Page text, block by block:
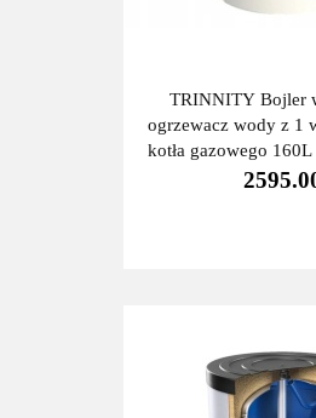
TRINNITY Bojler
ogrzewacz wody z 1
kotła gazowego
(przyłącza od